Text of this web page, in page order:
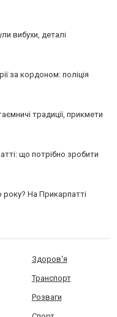
вибухи, деталі
за кордоном: поліція
традиції, прикмети
що потрібно зробити
На Прикарпатті
Здоров'я
Транспорт
Розваги